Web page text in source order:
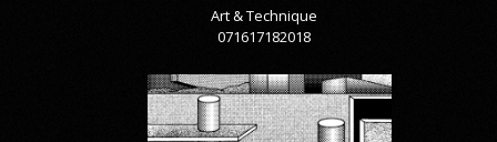
Art & Technique
071617182018